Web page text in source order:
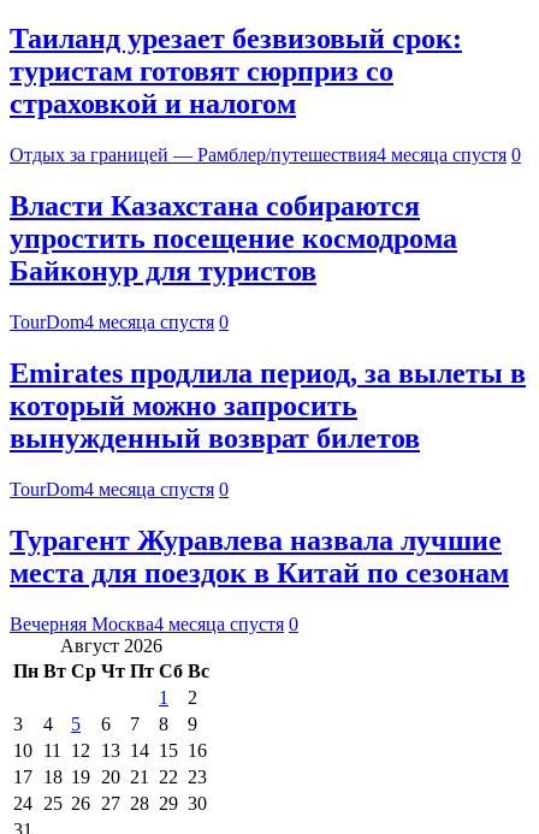
Таиланд урезает безвизовый срок:
туристам готовят сюрприз со
страховкой и налогом
Отдых за границей — Рамблер/путешествия4 месяца спустя 0
Власти Казахстана собираются
упростить посещение космодрома
Байконур для туристов
TourDom4 месяца спустя 0
Emirates продлила период, за вылеты в
который можно запросить
вынужденный возврат билетов
TourDom4 месяца спустя 0
Турагент Журавлева назвала лучшие
места для поездок в Китай по сезонам
Вечерняя Москва4 месяца спустя 0
Август 2026
Пн Вт Ср Чт Пт Сб Вс
1
2
3
4 5 6 7 8
9
10 11 12 13 14 15 16
17 18 19 20 21 22 23
24 25 26 27 28 29 30
31